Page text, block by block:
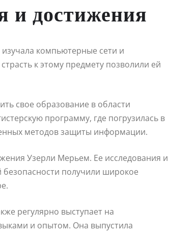
и достижения
компьютерные сети и
к этому предмету позволили ей
свое образование в области
программу, где погрузилась в
методов защиты информации.
Узерли Мерьем. Ее исследования и
получили широкое
регулярно выступает на
и опытом. Она выпустила